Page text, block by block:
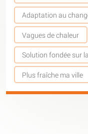
Adaptation au
Vagues de chaleur
Solution fondée sur
Plus fraîche ma ville